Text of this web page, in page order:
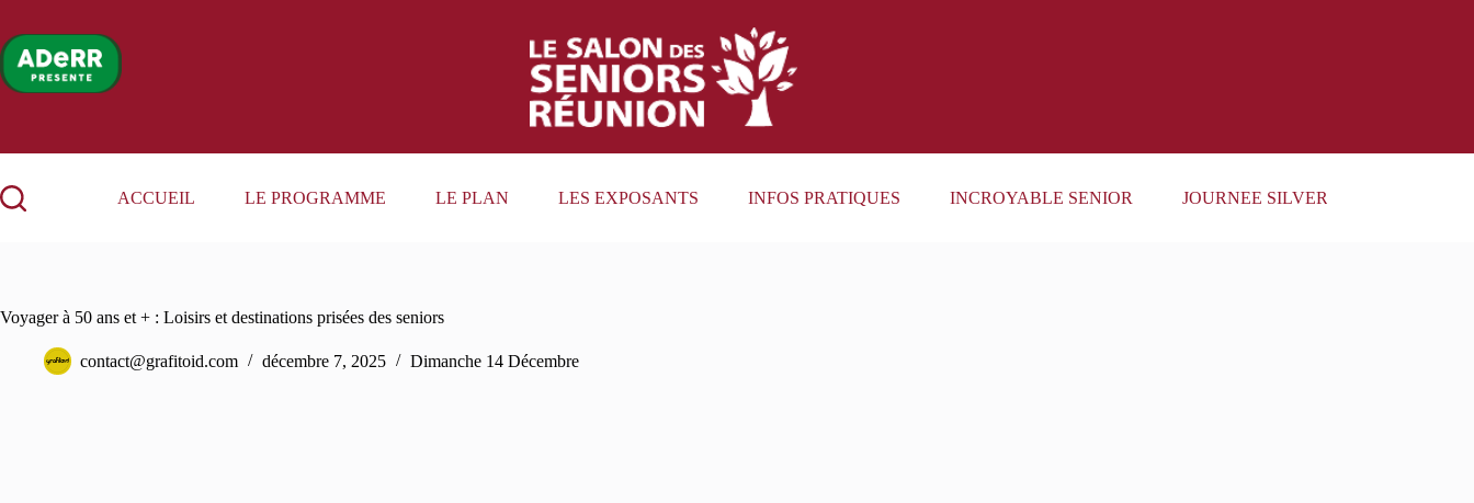
contenu
ACCUEIL LE PROGRAMME LE PLAN LES EXPOSANTS INFOS PRATIQUES INCROYABLE SENIOR JOURNEE SILVER ECO ET JOB
Voyager à 50 ans et + : Loisirs et destinations prisées des seniors
contact@grafitoid.com décembre 7, 2025 Dimanche 14 Décembre